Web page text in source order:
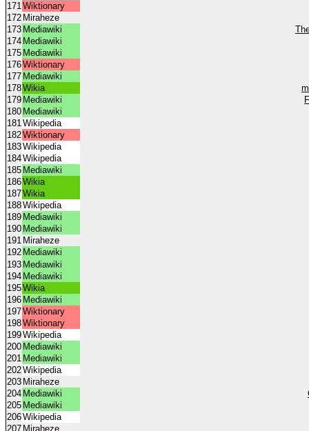
171Wiktionary
172 Miraheze
173 Mediawiki
174 Mediawiki
175 Mediawiki
176Wiktionary
177 Mediawiki
178Wikia
179 Mediawiki
180 Mediawiki
181Wikipedia
182Wiktionary
183Wikipedia
184Wikipedia
185 Mediawiki
186Wikia
187Wikia
188Wikipedia
189 Mediawiki
190 Mediawiki
191 Miraheze
192 Mediawiki
193 Mediawiki
194 Mediawiki
195Wikia
196 Mediawiki
197Wiktionary
198Wiktionary
199Wikipedia
200 Mediawiki
201 Mediawiki
202Wikipedia
203 Miraheze
204 Mediawiki
205 Mediawiki
206Wikipedia
207 Miraheze